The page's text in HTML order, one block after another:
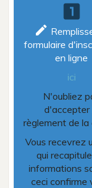
looks_one
create
formulaire
en ligne
ici
N'oubliez
d'accepter
règlement de la
Vous recevrez
qui
informations
ceci confirme